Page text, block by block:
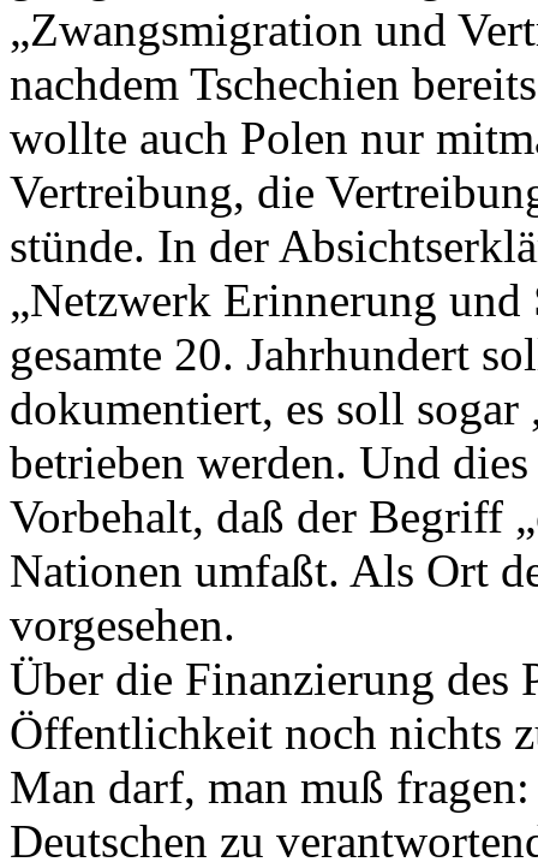
„Zwangsmigration und
nachdem Tschechien
wollte auch Polen nur
Vertreibung, die
stünde. In der
„Netzwerk Erinnerung
gesamte 20. Jahrhundert
dokumentiert, es soll
betrieben werden. Und
Vorbehalt, daß der Begriff
Nationen umfaßt. Als Ort
vorgesehen.
Über die Finanzierung des
Öffentlichkeit noch nichts
Man darf, man muß
Deutschen zu